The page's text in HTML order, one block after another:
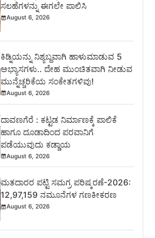
ಸಲಹೆಗಳನ್ನು ಈಗಲೇ ಪಾಲಿಸಿ
August 6, 2026
ಕಿಡ್ನಿಯನ್ನು ನಿಶ್ಯಬ್ದವಾಗಿ ಹಾಳುಮಾಡುವ 5
ಅಭ್ಯಾಸಗಳು.. ದೇಹ ಮುಂಚಿತವಾಗಿ ನೀಡುವ
ಮುನ್ನೆಚ್ಚರಿಕೆಯ ಸಂಕೇತಗಳಿವು!
August 6, 2026
ದಾವಣಗೆರೆ : ಕಟ್ಟಡ ನಿರ್ಮಾಣಕ್ಕೆ ಪಾಲಿಕೆ
ಹಾಗೂ ದೂಡಾದಿಂದ ಪರವಾನಿಗೆ
ಪಡೆಯುವುದು ಕಡ್ಡಾಯ
August 6, 2026
ಮತದಾರರ ಪಟ್ಟಿ ಸಮಗ್ರ ಪರಿಷ್ಕರಣೆ-2026:
12,97,159 ನಮೂನೆಗಳ ಗಣಕೀಕರಣ
August 6, 2026